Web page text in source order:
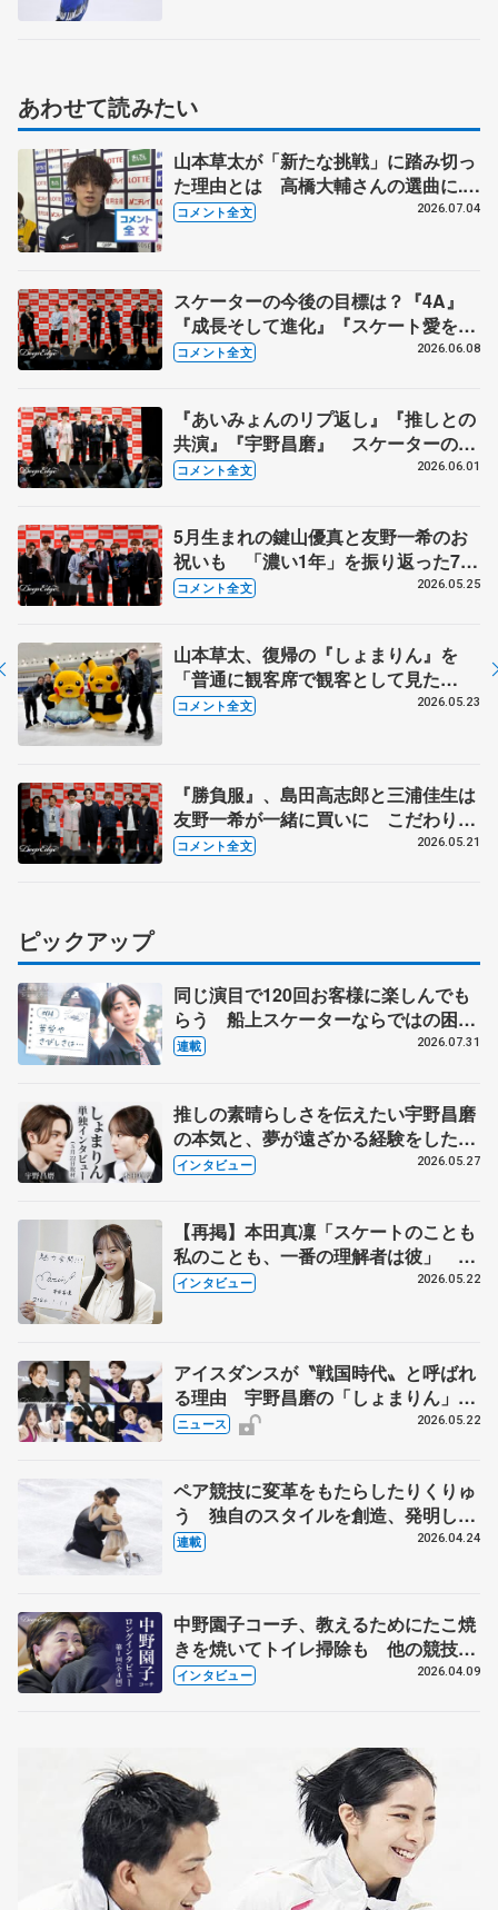
あわせて読みたい
山本草太が「新たな挑戦」に踏み切っ
た理由とは 高橋大輔さんの選曲に...
【全日本シニア合宿】
コメント全文 2026.07.04
スケーターの今後の目標は？『4A』
『成長そして進化』『スケート愛を深
める』 真剣勝負のゲームコーナーも
コメント全文 2026.06.08
『あいみょんのリプ返し』『推しとの
共演』『宇野昌磨』 スケーターの三
大ニュースは？【コラントッテ・トー
コメント全文 2026.06.01
5月生まれの鍵山優真と友野一希のお
祝いも 「濃い1年」を振り返った7人
【コラントッテ・トークイベント②】
コメント全文 2026.05.25
山本草太、復帰の『しょまりん』を
「普通に観客席で観客として見た
い」 青木祐奈、宮原知子さん、田中
コメント全文 2026.05.23
『勝負服』、島田高志郎と三浦佳生は
友野一希が一緒に買いに こだわりが
ないのは…【コラントッテ・トークイ
コメント全文 2026.05.21
ピックアップ
同じ演目で120回お客様に楽しんでも
らう 船上スケーターならではの困難
とは 影響あったPIW前キャプテン松
連載 2026.07.31
推しの素晴らしさを伝えたい宇野昌磨
の本気と、夢が遠ざかる経験をした本
田真凜の覚悟
インタビュー 2026.05.27
【再掲】本田真凜「スケートのことも
私のことも、一番の理解者は彼」 引
退時の単独インタビューで語った競技
インタビュー 2026.05.22
アイスダンスが〝戦国時代〟と呼ばれ
る理由 宇野昌磨の「しょまりん」ら
実力者が相次いで参戦 国内の競争激
ニュース 2026.05.22
ペア競技に変革をもたらしたりくりゅ
う 独自のスタイルを創造、発明した
【引退発表後②】
連載 2026.04.24
中野園子コーチ、教えるためにたこ焼
きを焼いてトイレ掃除も 他の競技に
も通用するという坂本花織の筋肉
インタビュー 2026.04.09